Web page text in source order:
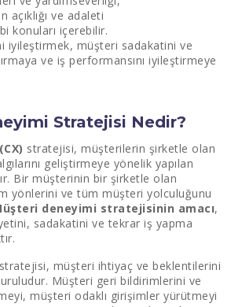
açıklığı ve adaleti
konuları içerebilir.
iyileştirmek, müşteri sadakatini ve
ve iş performansını iyileştirmeye
Stratejisi Nedir?
(CX) stratejisi, müşterilerin şirketle olan
geliştirmeye yönelik yapılan
Bir müşterinin bir şirketle olan
yönlerini ve tüm müşteri yolculuğunu
deneyimi stratejisinin amacı,
sadakatini ve tekrar iş yapma
müşteri ihtiyaç ve beklentilerini
Müşteri geri bildirimlerini ve
müşteri odaklı girişimler yürütmeyi